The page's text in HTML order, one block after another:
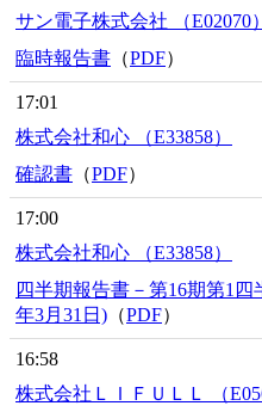
サン電子株式会社 （E02070）
臨時報告書 （PDF）
17:01
株式会社和心 （E33858）
確認書 （PDF）
17:00
株式会社和心 （E33858）
四半期報告書－第16期第1
年3月31日) （PDF）
16:58
株式会社ＬＩＦＵＬＬ （